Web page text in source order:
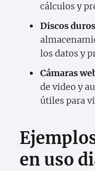
cálculos y
Discos duros
los datos y
Cámaras
de video y
útiles para
en uso